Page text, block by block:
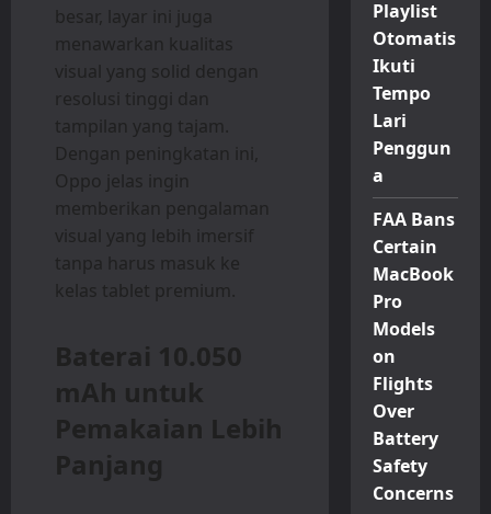
besar, layar ini juga
menawarkan kualitas
visual yang solid dengan
resolusi tinggi dan
tampilan yang tajam.
Dengan peningkatan ini,
Oppo jelas ingin
memberikan pengalaman
visual yang lebih imersif
tanpa harus masuk ke
kelas tablet premium.
Baterai 10.050
mAh untuk
Pemakaian Lebih
Panjang
Playlist
Otomatis
Ikuti
Tempo
Lari
Penggun
a
FAA Bans
Certain
MacBook
Pro
Models
on
Flights
Over
Battery
Safety
Concerns